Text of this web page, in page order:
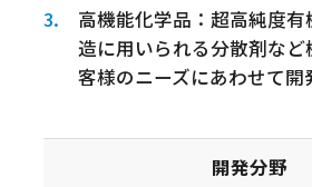
高機能化学品：超高純度
造に用いられる分散剤な
客様のニーズにあわせて開
開発分野